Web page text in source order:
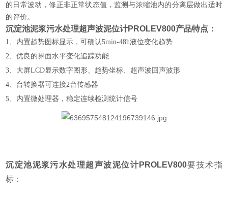
的日常波动，修正非正常状态值，监测与浓缩池内的分离层做出适时
的评价。
沉淀池泥浆污水处理超声波泥位计PROLEV800产品特点：
1、内置趋势图标显示，可确认5min-48h液位变化趋势
2、优良的界面水平变化追踪功能
3、大屏LCD显示数字图形、趋势坐标、超声波回声波形
4、台转换器可连接2台传感器
5、内置微处理器，稳定连续检测统计信号
沉淀池泥浆污水处理超声波泥位计PROLEV800要技术指
标：